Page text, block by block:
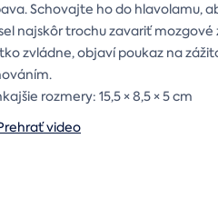
Schovajte ho do hlavolamu,
najskôr trochu zavariť mozgové
zvládne, objaví poukaz na
rozmery: 15,5 × 8,5 × 5 cm
video